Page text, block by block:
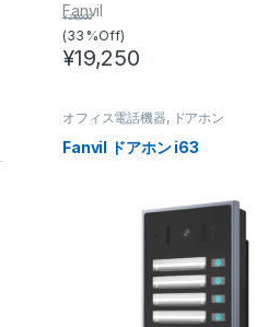
Fanvil
¥28,600
(33 %Off)
¥19,250
オフィス電話機器, ドアホン
Fanvil ドアホン i63